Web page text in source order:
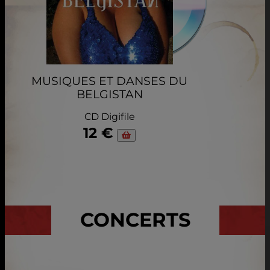
MUSIQUES ET DANSES DU
BELGISTAN
CD Digifile
12 €
CONCERTS